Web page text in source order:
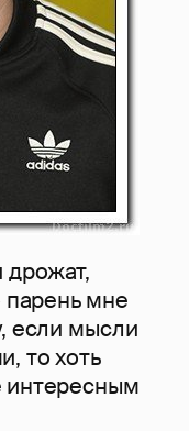
дрожат,
парень мне
если мысли
то хоть
интересным